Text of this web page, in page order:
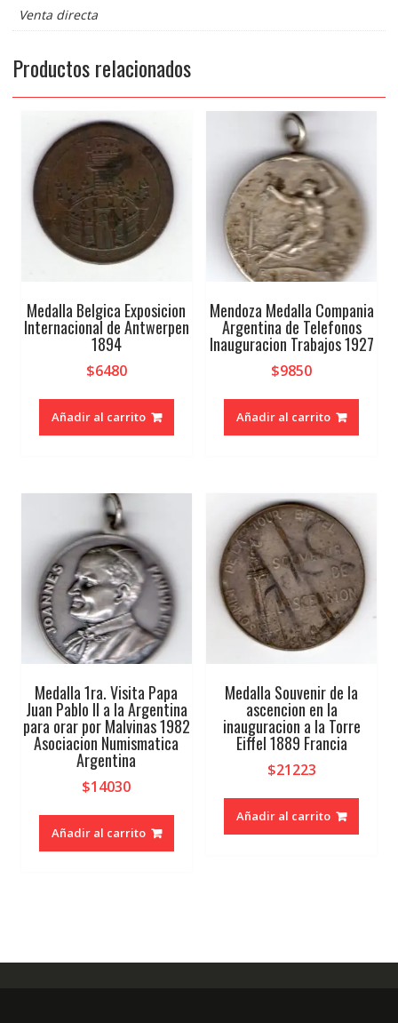
Venta directa
Productos relacionados
Medalla Belgica Exposicion
Internacional de Antwerpen
1894
$6480
Añadir al carrito
Mendoza Medalla Compania
Argentina de Telefonos
Inauguracion Trabajos 1927
$9850
Añadir al carrito
Medalla 1ra. Visita Papa
Juan Pablo II a la Argentina
para orar por Malvinas 1982
Asociacion Numismatica
Argentina
$14030
Añadir al carrito
Medalla Souvenir de la
ascencion en la
inauguracion a la Torre
Eiffel 1889 Francia
$21223
Añadir al carrito